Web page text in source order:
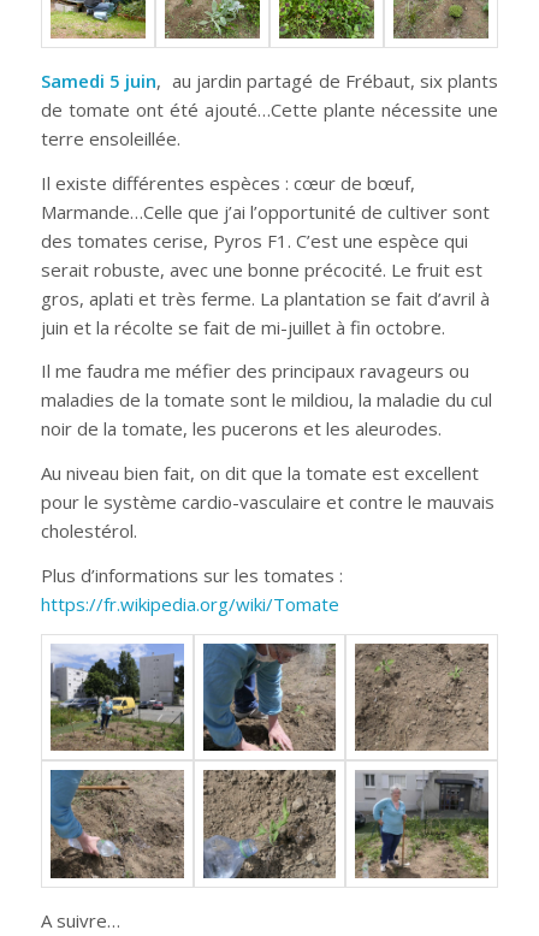
Samedi 5 juin, au jardin partagé de Frébaut, six plants
de tomate ont été ajouté…Cette plante nécessite une
terre ensoleillée.
Il existe différentes espèces : cœur de bœuf,
Marmande…Celle que j’ai l’opportunité de cultiver sont
des tomates cerise, Pyros F1. C’est une espèce qui
serait robuste, avec une bonne précocité. Le fruit est
gros, aplati et très ferme. La plantation se fait d’avril à
juin et la récolte se fait de mi-juillet à fin octobre.
Il me faudra me méfier des principaux ravageurs ou
maladies de la tomate sont le mildiou, la maladie du cul
noir de la tomate, les pucerons et les aleurodes.
Au niveau bien fait, on dit que la tomate est excellent
pour le système cardio-vasculaire et contre le mauvais
cholestérol.
Plus d’informations sur les tomates :
https://fr.wikipedia.org/wiki/Tomate
A suivre…